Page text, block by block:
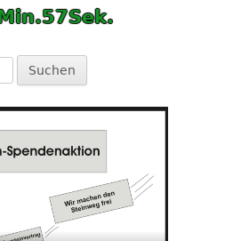
Min.57Sek.